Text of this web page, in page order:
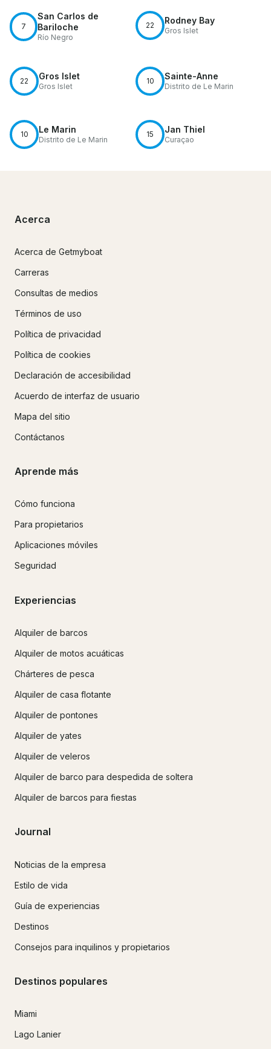
7
San Carlos de
Bariloche
Río Negro
22 Rodney Bay
Gros Islet
22 Gros Islet
Gros Islet
10 Sainte-Anne
Distrito de Le Marin
10 Le Marin
Distrito de Le Marin
15 Jan Thiel
Curaçao
Acerca
Acerca de Getmyboat
Carreras
Consultas de medios
Términos de uso
Política de privacidad
Política de cookies
Declaración de accesibilidad
Acuerdo de interfaz de usuario
Mapa del sitio
Contáctanos
Aprende más
Cómo funciona
Para propietarios
Aplicaciones móviles
Seguridad
Experiencias
Alquiler de barcos
Alquiler de motos acuáticas
Chárteres de pesca
Alquiler de casa flotante
Alquiler de pontones
Alquiler de yates
Alquiler de veleros
Alquiler de barco para despedida de soltera
Alquiler de barcos para fiestas
Journal
Noticias de la empresa
Estilo de vida
Guía de experiencias
Destinos
Consejos para inquilinos y propietarios
Destinos populares
Miami
Lago Lanier